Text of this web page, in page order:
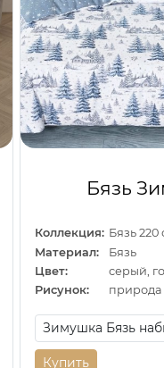
Бязь
Коллекция: Бязь
Материал:
Бязь
Цвет:
серый,
Рисунок:
природа
Купить